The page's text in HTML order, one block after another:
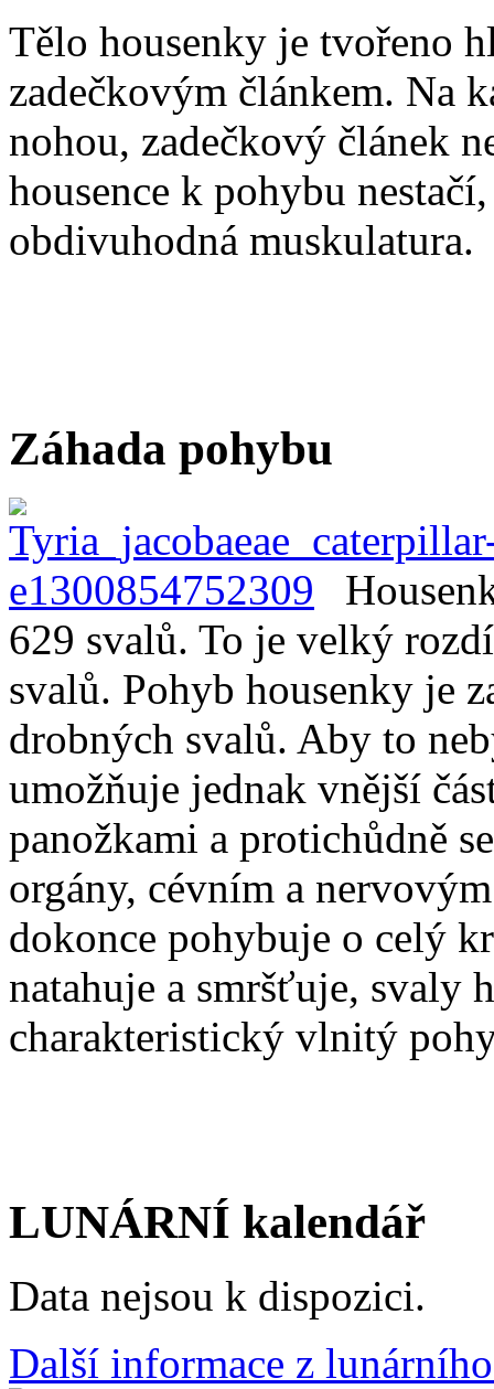
Tělo housenky je tvořeno
zadečkovým článkem. Na
nohou, zadečkový článek
housence k pohybu
obdivuhodná muskulatura.
Záhada pohybu
629 svalů. To je velký
svalů. Pohyb housenky je
drobných svalů. Aby to
umožňuje jednak vnější
panožkami a protichůdně
orgány, cévním a
dokonce pohybuje o celý
natahuje a smršťuje, svaly
charakteristický vlnitý
LUNÁRNÍ kalendář
Data nejsou k dispozici.
Další informace z